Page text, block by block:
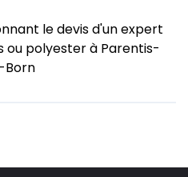
le devis d'un expert
ou polyester à Parentis-
Born